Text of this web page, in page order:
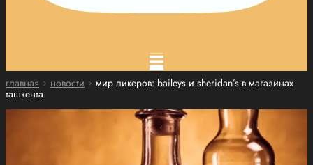
главная новости
мир ликеров: baileys и sheridan’s в магазинах
ташкента